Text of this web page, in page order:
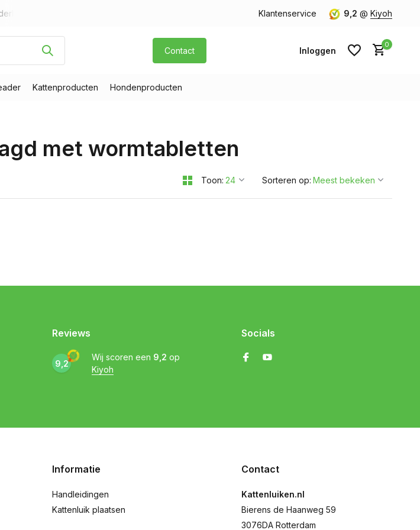
Gratis verzending v.a. € 40,- (Alleen Nederland)
Klantenservice 9,2 @ Kiyoh
Contact Inloggen
0
Kattenproducten Hondenproducten
met wormtabletten
Toon: Sorteren op:
Reviews
9,2
Wij scoren een 9,2 op
Kiyoh
Socials
Informatie
Handleidingen
Kattenluik plaatsen
Contact
Kattenluiken.nl
Bierens de Haanweg 59
3076DA Rotterdam